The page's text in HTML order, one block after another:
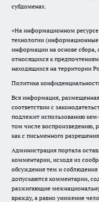
субдоменах.
«На информационном
технологии (информационные
информации на основе сбора,
относящихся к
находящихся на территории
Политика
Вся информация,
соответствии с
подлежит использованию
том числе воспроизведению,
как с письменного
Администрация портала
комментарии, исходя из
обсуждения тем и соблюдения
допускаются комментарии,
разжигающие
вражду, а равно унижение